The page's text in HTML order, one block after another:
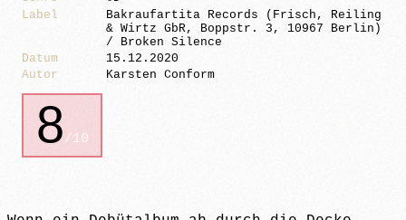
Label
Bakraufartita Records (Frisch, Reiling
& Wirtz GbR, Boppstr. 3, 10967 Berlin)
/ Broken Silence
Datum
15.12.2020
Autor
Karsten Conform
8/10